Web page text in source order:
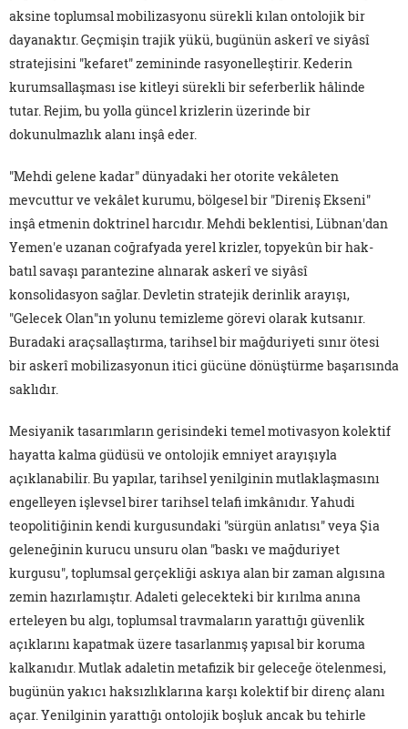
aksine toplumsal mobilizasyonu sürekli kılan ontolojik bir
dayanaktır. Geçmişin trajik yükü, bugünün askerî ve siyâsî
stratejisini "kefaret" zemininde rasyonelleştirir. Kederin
kurumsallaşması ise kitleyi sürekli bir seferberlik hâlinde
tutar. Rejim, bu yolla güncel krizlerin üzerinde bir
dokunulmazlık alanı inşâ eder.
"Mehdi gelene kadar" dünyadaki her otorite vekâleten
mevcuttur ve vekâlet kurumu, bölgesel bir "Direniş Ekseni"
inşâ etmenin doktrinel harcıdır. Mehdi beklentisi, Lübnan'dan
Yemen'e uzanan coğrafyada yerel krizler, topyekûn bir hak-
batıl savaşı parantezine alınarak askerî ve siyâsî
konsolidasyon sağlar. Devletin stratejik derinlik arayışı,
"Gelecek Olan"ın yolunu temizleme görevi olarak kutsanır.
Buradaki araçsallaştırma, tarihsel bir mağduriyeti sınır ötesi
bir askerî mobilizasyonun itici gücüne dönüştürme başarısında
saklıdır.
Mesiyanik tasarımların gerisindeki temel motivasyon kolektif
hayatta kalma güdüsü ve ontolojik emniyet arayışıyla
açıklanabilir. Bu yapılar, tarihsel yenilginin mutlaklaşmasını
engelleyen işlevsel birer tarihsel telafi imkânıdır. Yahudi
teopolitiğinin kendi kurgusundaki "sürgün anlatısı" veya Şia
geleneğinin kurucu unsuru olan "baskı ve mağduriyet
kurgusu", toplumsal gerçekliği askıya alan bir zaman algısına
zemin hazırlamıştır. Adaleti gelecekteki bir kırılma anına
erteleyen bu algı, toplumsal travmaların yarattığı güvenlik
açıklarını kapatmak üzere tasarlanmış yapısal bir koruma
kalkanıdır. Mutlak adaletin metafizik bir geleceğe ötelenmesi,
bugünün yakıcı haksızlıklarına karşı kolektif bir direnç alanı
açar. Yenilginin yarattığı ontolojik boşluk ancak bu tehirle